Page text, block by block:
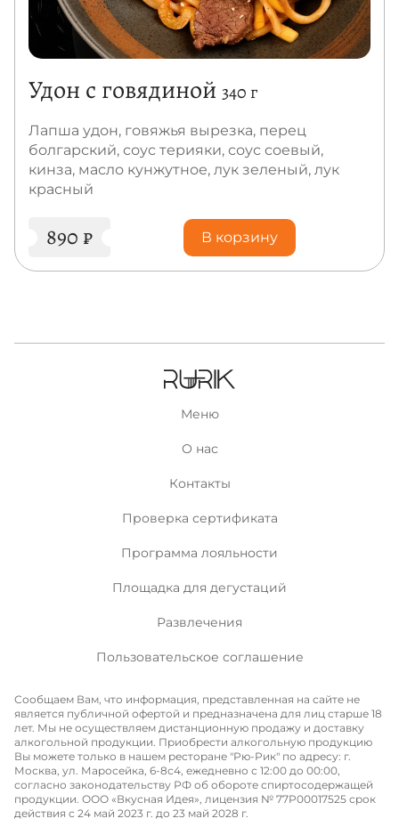
Удон с говядиной 340 г
Лапша удон, говяжья вырезка, перец
болгарский, соус терияки, соус соевый,
кинза, масло кунжутное, лук зеленый, лук
красный
890 ₽ В корзину
Меню
О нас
Контакты
Проверка сертификата
Программа лояльности
Площадка для дегустаций
Развлечения
Пользовательское соглашение
Сообщаем Вам, что информация, представленная на сайте не
является публичной офертой и предназначена для лиц старше 18
лет. Мы не осуществляем дистанционную продажу и доставку
алкогольной продукции. Приобрести алкогольную продукцию
Вы можете только в нашем ресторане "Рю-Рик" по адресу: г.
Москва, ул. Маросейка, 6-8с4, ежедневно с 12:00 до 00:00,
согласно законодательству РФ об обороте спиртосодержащей
продукции. ООО «Вкусная Идея», лицензия № 77P00017525 срок
действия с 24 май 2023 г. до 23 май 2028 г.